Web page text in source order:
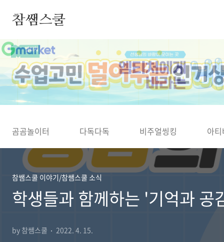
참쌤스쿨
◀
곰곰놀이터 다독다독 비주얼씽킹 아
참쌤스쿨 이야기/참쌤스쿨 소식
학생들과 함께하는 '기억과 공
by 참쌤스쿨 2022. 4. 15.